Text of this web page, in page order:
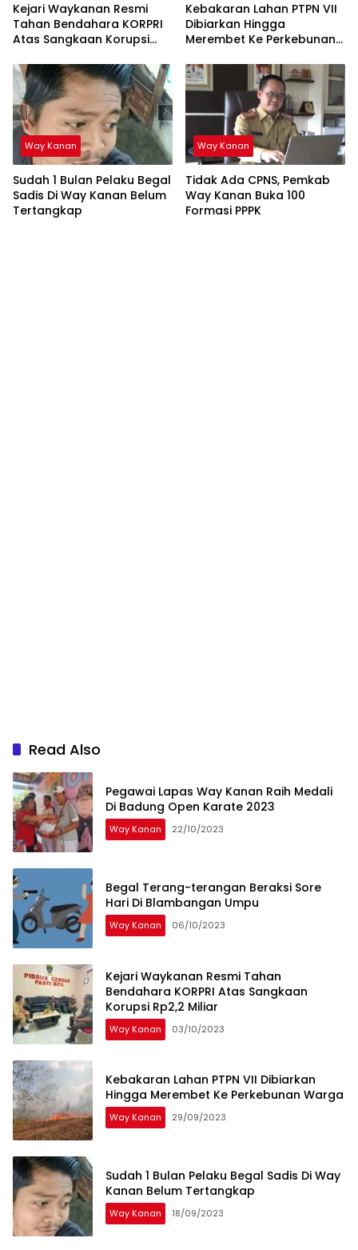
Kejari Waykanan Resmi
Tahan Bendahara KORPRI
Atas Sangkaan Korupsi
Kebakaran Lahan PTPN VII
Dibiarkan Hingga
Merembet Ke Perkebunan
Way Kanan
Sudah 1 Bulan Pelaku Begal
Sadis Di Way Kanan Belum
Tertangkap
Way Kanan
Tidak Ada CPNS, Pemkab
Way Kanan Buka 100
Formasi PPPK
Read Also
Pegawai Lapas Way Kanan Raih Medali
Di Badung Open Karate 2023
Way Kanan 22/10/2023
Begal Terang-terangan Beraksi Sore
Hari Di Blambangan Umpu
Way Kanan 06/10/2023
Kejari Waykanan Resmi Tahan
Bendahara KORPRI Atas Sangkaan
Korupsi Rp2,2 Miliar
Way Kanan 03/10/2023
Kebakaran Lahan PTPN VII Dibiarkan
Hingga Merembet Ke Perkebunan Warga
Way Kanan 29/09/2023
Sudah 1 Bulan Pelaku Begal Sadis Di Way
Kanan Belum Tertangkap
Way Kanan 18/09/2023